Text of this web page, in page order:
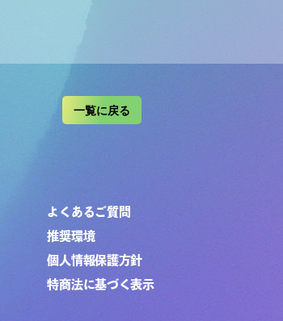
一覧に戻る
よくあるご質問
推奨環境
個人情報保護方針
特商法に基づく表示